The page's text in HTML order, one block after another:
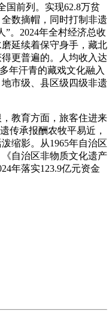
国前列。实现62.8万贫
数摘帽，同时打制非遗
”。2024年全村经济总收
延续着保守身手，藏北
更普遍的。人均收入达
年汗青的藏戏文化融入
市级、县区级四级非遗
教育方面，旅客住进来
传承报酬农牧平易近，
缩影。从1965年自治区
自治区非物质文化遗产
年落实123.9亿元资金